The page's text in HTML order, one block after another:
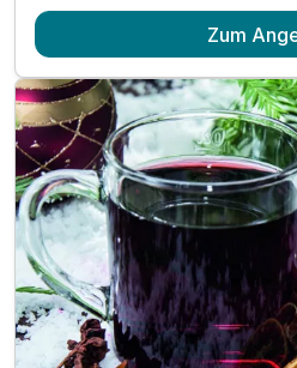
2 x reichhaltiges Frühstück vom
tägliche Nutzung der Sauna von
tägliche Nutzung des Innenpools
Zum